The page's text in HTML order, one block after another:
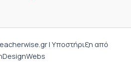
| Υποστήριξη από